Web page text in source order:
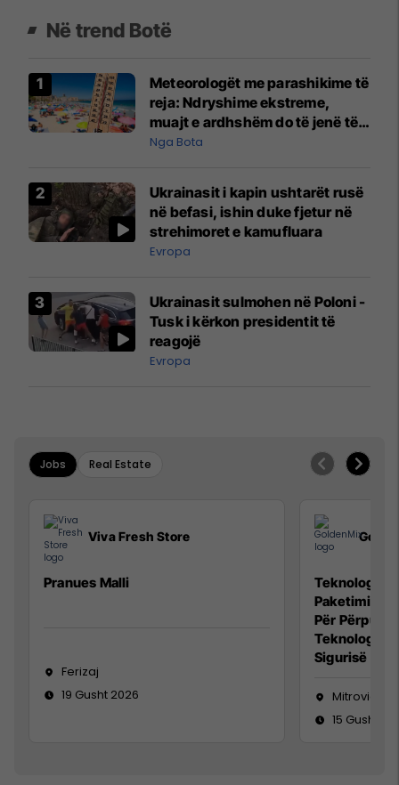
Në trend Botë
Meteorologët me parashikime të
reja: Ndryshime ekstreme,
muajt e ardhshëm do të jenë të
pazakontë
Nga Bota
Ukrainasit i kapin ushtarët rusë
në befasi, ishin duke fjetur në
strehimoret e kamufluara
Evropa
Ukrainasit sulmohen në Poloni -
Tusk i kërkon presidentit të
reagojë
Evropa
Jobs Real Estate
Viva Fresh Store
Pranues Malli
Ferizaj
19 Gusht 2026
Teknolog/e
Paketimin e
Për
Teknolog/e
Sigurisë së
Mitrovicë
15 Gusht